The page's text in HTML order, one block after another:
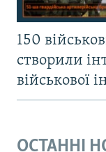
150
створили
військової
ОСТАННІ